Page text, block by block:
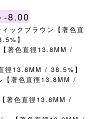
-8.00
ックブラウン
【著色直
】
【著色直徑 13.8MM /
徑13.8MM / 38.5% 】
【著色直徑 13.8MM /
【著色直徑 13.8MM /